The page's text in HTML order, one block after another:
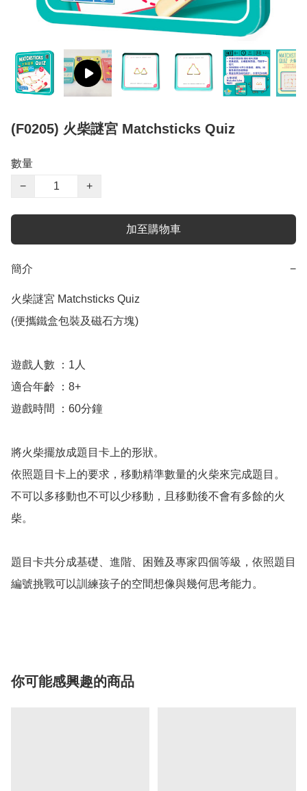
(F0205) 火柴謎宮 Matchsticks Quiz
數量
−
+
加至購物車
簡介 −
火柴謎宮 Matchsticks Quiz
(便攜鐵盒包裝及磁石方塊)
遊戲人數 ：1人
適合年齡 ：8+
遊戲時間 ：60分鐘
將火柴擺放成題目卡上的形狀。
依照題目卡上的要求，移動精準數量的火柴來完成題目。
不可以多移動也不可以少移動，且移動後不會有多餘的火
柴。
題目卡共分成基礎、進階、困難及專家四個等級，依照題目
編號挑戰可以訓練孩子的空間想像與幾何思考能力。
你可能感興趣的商品